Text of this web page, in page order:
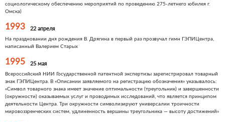
социологическому обеспечению мероприятий по проведению 275-летнего юбилея г.
Омска)
1993 22 апреля
На праздновании дня рождения В. Дрягина в первый раз прозвучал гимн ГЭПИЦентра,
написанный Валерием Старых
1995 25 мая
Всероссийский НИИ Государственной патентной экспертизы зарегистрировал товарный
знак ГЭПИЦентра. В «Описании заявляемого на регистрацию обозначения» указывалось:
«Символ товарного знака имеет значение оптимальности (треугольник) и завершенности
(окружности) оказываемых услуг и проводимых исследований, что является принципом
деятельности Центра. Три окружности символизируют универсалии троичности
мировоззренческих систем, удлиненность вершины треугольника — высоту достижений»